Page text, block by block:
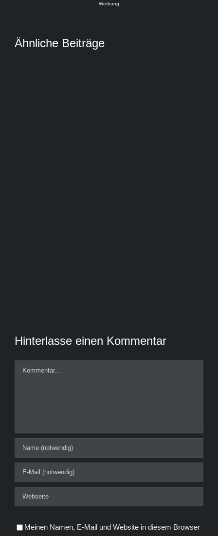
Werbung
Ähnliche Beiträge
Hinterlasse einen Kommentar
Kommentar
Meinen Namen, E-Mail und Website in diesem Browser